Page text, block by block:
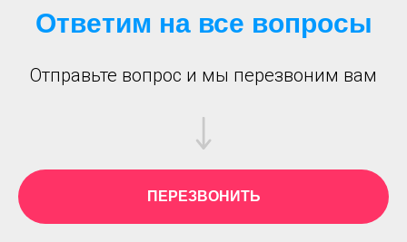
Ответим на все вопросы
Отправьте вопрос и мы перезвоним вам
ПЕРЕЗВОНИТЬ